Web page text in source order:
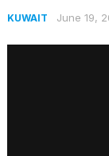
KUWAIT June 19,